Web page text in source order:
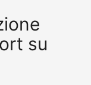
su